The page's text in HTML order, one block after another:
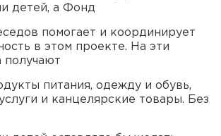
детей, а Фонд
помогает и координирует
в этом проекте. На эти
получают
питания, одежду и обувь,
и канцелярские товары. Без